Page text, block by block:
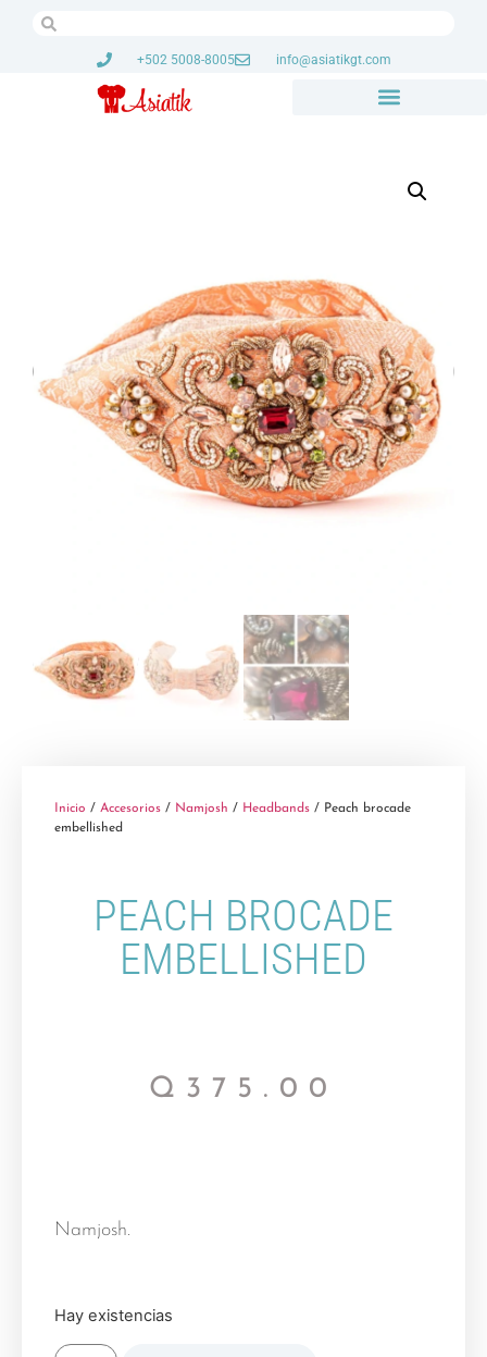
+502 5008-8005 info@asiatikgt.com
Inicio / Accesorios / Namjosh / Headbands / Peach brocade
embellished
PEACH BROCADE
EMBELLISHED
Q 375.00
Namjosh.
Hay existencias